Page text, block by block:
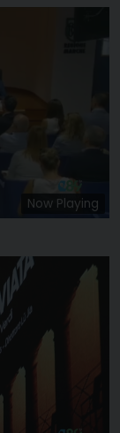
Now Playing